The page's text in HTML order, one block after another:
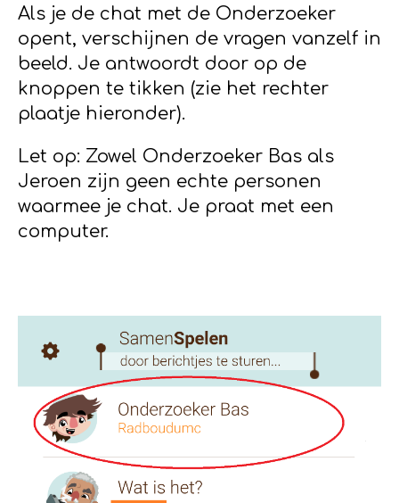
Als je de chat met de Onderzoeker
opent, verschijnen de vragen vanzelf in
beeld. Je antwoordt door op de
knoppen te tikken (zie het rechter
plaatje hieronder).
Let op: Zowel Onderzoeker Bas als
Jeroen zijn geen echte personen
waarmee je chat. Je praat met een
computer.